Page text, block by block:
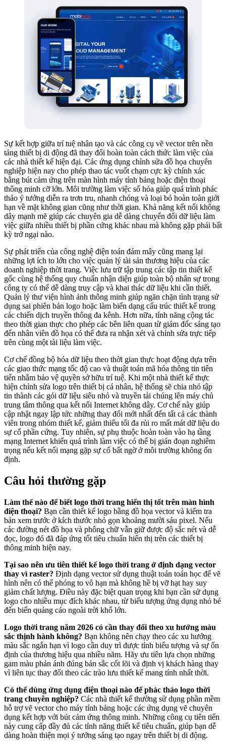
Sự kết hợp giữa trí tuệ nhân tạo và các công cụ vẽ vector trên nền
tảng thiết bị di động đã thay đổi hoàn toàn cách thức làm việc của
các nhà thiết kế hiện đại. Các ứng dụng chỉnh sửa đồ họa chuyên
nghiệp hiện nay cho phép thao tác vuốt chạm cực kỳ chính xác
bằng bút cảm ứng trên màn hình máy tính bảng hoặc điện thoại
thông minh cỡ lớn. Môi trường làm việc số hóa giúp quá trình phác
thảo ý tưởng diễn ra trơn tru, nhanh chóng và loại bỏ hoàn toàn giới
hạn về mặt không gian cũng như thời gian. Khả năng kết nối không
dây mạnh mẽ giúp các chuyên gia dễ dàng chuyển đổi dữ liệu làm
việc giữa nhiều thiết bị phần cứng khác nhau mà không gặp phải bất
kỳ trở ngại nào.
Sự phát triển của công nghệ điện toán đám mây cũng mang lại
những lợi ích to lớn cho việc quản lý tài sản thương hiệu của các
doanh nghiệp thời trang. Việc lưu trữ tập trung các tập tin thiết kế
gốc cùng hệ thống quy chuẩn nhận diện giúp toàn bộ nhân sự trong
công ty có thể dễ dàng truy cập và khai thác dữ liệu khi cần thiết.
Quản lý thư viện hình ảnh thông minh giúp ngăn chặn tình trạng sử
dụng sai phiên bản logo hoặc làm biến dạng cấu trúc thiết kế trong
các chiến dịch truyền thông đa kênh. Hơn nữa, tính năng cộng tác
theo thời gian thực cho phép các bên liên quan từ giám đốc sáng tạo
đến nhân viên đồ họa có thể đưa ra nhận xét và chỉnh sửa trực tiếp
trên cùng một tài liệu làm việc.
Cơ chế đồng bộ hóa dữ liệu theo thời gian thực hoạt động dựa trên
các giao thức mạng tốc độ cao và thuật toán mã hóa thông tin tiên
tiến nhằm bảo vệ quyền sở hữu trí tuệ. Khi một nhà thiết kế thực
hiện chỉnh sửa logo trên thiết bị cá nhân, hệ thống sẽ chia nhỏ tập
tin thành các gói dữ liệu siêu nhỏ và truyền tải chúng lên máy chủ
trung tâm thông qua kết nối Internet không dây. Cơ chế này giúp
cập nhật ngay lập tức những thay đổi mới nhất đến tất cả các thành
viên trong nhóm thiết kế, giảm thiểu tối đa rủi ro mất mát dữ liệu do
sự cố phần cứng. Tuy nhiên, sự phụ thuộc hoàn toàn vào hạ tầng
mạng Internet khiến quá trình làm việc có thể bị gián đoạn nghiêm
trọng nếu kết nối mạng gặp sự cố bất ngờ ở môi trường không ổn
định.
Câu hỏi thường gặp
Làm thế nào để biết logo thời trang hiển thị tốt trên màn hình
điện thoại? Bạn cần thiết kế logo bằng đồ họa vector và kiểm tra
bản xem trước ở kích thước nhỏ gọn khoảng mười sáu pixel. Nếu
các đường nét đồ họa và phông chữ vẫn giữ được độ sắc nét và dễ
đọc, logo đó đã đáp ứng tốt tiêu chuẩn hiển thị trên các thiết bị
thông minh hiện nay.
Tại sao nên ưu tiên thiết kế logo thời trang ở định dạng vector
thay vì raster? Định dạng vector sử dụng thuật toán toán học để vẽ
hình nên có thể phóng to vô hạn mà không hề bị vỡ hạt hay suy
giảm chất lượng. Điều này đặc biệt quan trọng khi bạn cần sử dụng
logo cho nhiều mục đích khác nhau, từ biểu tượng ứng dụng nhỏ bé
đến biển quảng cáo ngoài trời khổ lớn.
Logo thời trang năm 2026 có cần thay đổi theo xu hướng màu
sắc thịnh hành không? Bạn không nên chạy theo các xu hướng
màu sắc ngắn hạn vì logo cần duy trì được tính biểu tượng và sự ổn
định của thương hiệu qua nhiều năm. Hãy ưu tiên lựa chọn những
gam màu phản ánh đúng bản sắc cốt lõi và định vị khách hàng thay
vì liên tục thay đổi theo các trào lưu thiết kế mang tính nhất thời.
Có thể dùng ứng dụng điện thoại nào để phác thảo logo thời
trang chuyên nghiệp? Các nhà thiết kế thường sử dụng phần mềm
hỗ trợ vẽ vector cho máy tính bảng hoặc các ứng dụng vẽ chuyên
dụng kết hợp với bút cảm ứng thông minh. Những công cụ tiên tiến
này cung cấp đầy đủ các tính năng thiết kế tiêu chuẩn, giúp bạn dễ
dàng hoàn thiện mọi ý tưởng sáng tạo ngay trên thiết bị di động.